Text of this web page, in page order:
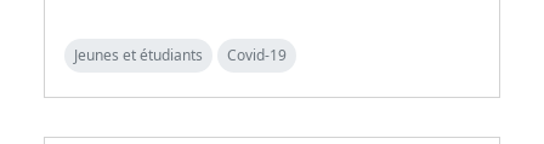
Jeunes et étudiants Covid-19